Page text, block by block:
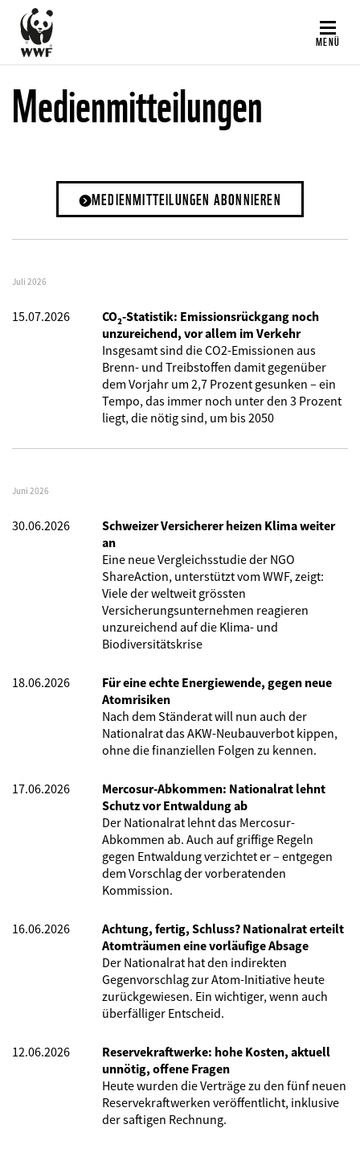
Direkt
zum
Inhalt
MENÜ
Medienmitteilungen
MEDIENMITTEILUNGEN ABONNIEREN
Juli 2026
15.07.2026
CO₂-Statistik: Emissionsrückgang noch
unzureichend, vor allem im Verkehr
Insgesamt sind die CO2-Emissionen aus
Brenn- und Treibstoffen damit gegenüber
dem Vorjahr um 2,7 Prozent gesunken – ein
Tempo, das immer noch unter den 3 Prozent
liegt, die nötig sind, um bis 2050
Juni 2026
30.06.2026
Schweizer Versicherer heizen Klima weiter
an
Eine neue Vergleichsstudie der NGO
ShareAction, unterstützt vom WWF, zeigt:
Viele der weltweit grössten
Versicherungsunternehmen reagieren
unzureichend auf die Klima- und
Biodiversitätskrise
18.06.2026
Für eine echte Energiewende, gegen neue
Atomrisiken
Nach dem Ständerat will nun auch der
Nationalrat das AKW-Neubauverbot kippen,
ohne die finanziellen Folgen zu kennen.
17.06.2026
Mercosur-Abkommen: Nationalrat lehnt
Schutz vor Entwaldung ab
Der Nationalrat lehnt das Mercosur-
Abkommen ab. Auch auf griffige Regeln
gegen Entwaldung verzichtet er – entgegen
dem Vorschlag der vorberatenden
Kommission.
16.06.2026
Achtung, fertig, Schluss? Nationalrat erteilt
Atomträumen eine vorläufige Absage
Der Nationalrat hat den indirekten
Gegenvorschlag zur Atom-Initiative heute
zurückgewiesen. Ein wichtiger, wenn auch
überfälliger Entscheid.
12.06.2026
Reservekraftwerke: hohe Kosten, aktuell
unnötig, offene Fragen
Heute wurden die Verträge zu den fünf neuen
Reservekraftwerken veröffentlicht, inklusive
der saftigen Rechnung.